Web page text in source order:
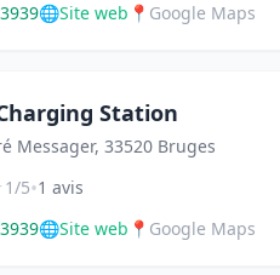
🌐Site web 📍 Google Maps
Station
Messager, 33520 Bruges
1/5•1 avis
🌐Site web 📍 Google Maps